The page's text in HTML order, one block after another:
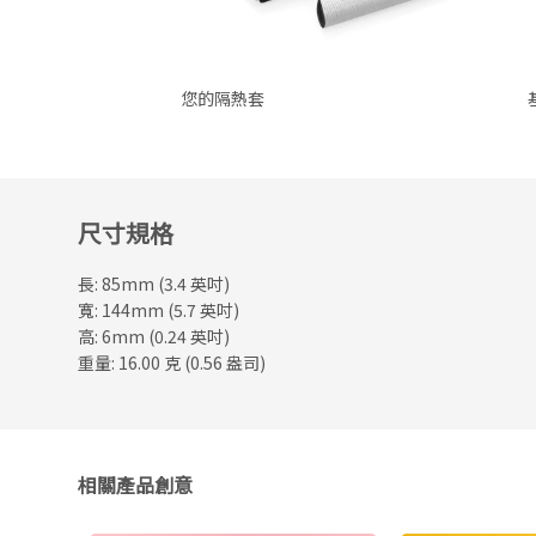
您的隔熱套
尺寸規格
長: 85mm (3.4 英吋)
寬: 144mm (5.7 英吋)
高: 6mm (0.24 英吋)
重量: 16.00 克 (0.56 盎司)
相關產品創意